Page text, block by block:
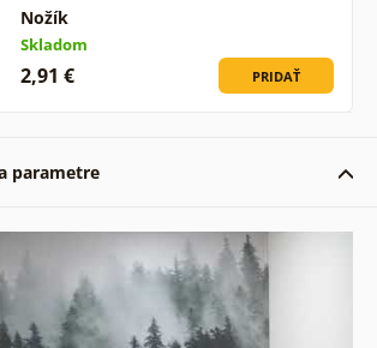
Nožík
Skladom
2,91 € PRIDAŤ
parametre